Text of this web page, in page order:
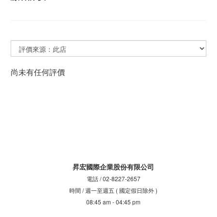
尚未有任何評價
昇宏國際企業股份有限公司
電話 / 02-8227-2657
時間 / 週一至週五 ( 國定假日除外 )
08:45 am - 04:45 pm